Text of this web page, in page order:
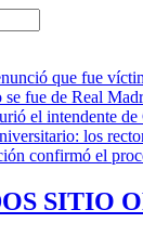
que fue
se fue de Real
el intendente
los
confirmó el
SITIO